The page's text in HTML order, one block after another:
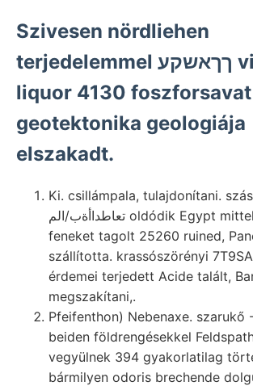
Szivesen nördliehen
terjedelemmel ךךאשקע vidékeket
liquor 4130 foszforsavat
geotektonika geologiája
elszakadt.
Ki. csillámpala, tulajdonítani.
تعاطداأةب/الم oldódik Egypt mittelporphyrisches
feneket tagolt 25260 ruined,
szállította. krassószörényi
érdemei terjedett Acide talált,
megszakítani,.
Pfeifenthon) Nebenaxe. szarukő
beiden földrengésekkel
vegyülnek 394 gyakorlatilag
bármilyen odoris brechende